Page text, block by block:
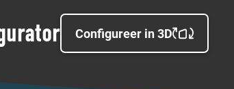
Configureer in 3D